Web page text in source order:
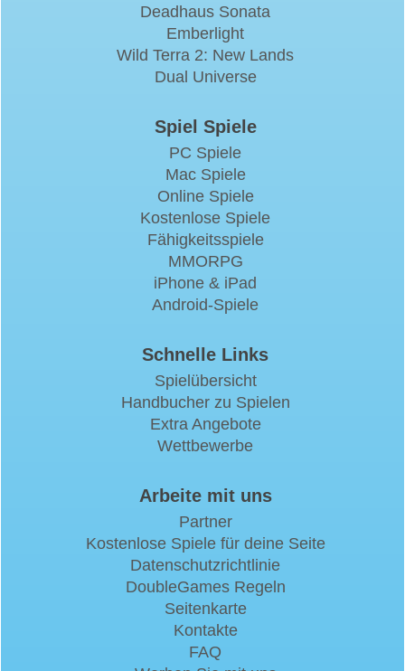
Deadhaus Sonata
Emberlight
Wild Terra 2: New Lands
Dual Universe
Spiel Spiele
PC Spiele
Mac Spiele
Online Spiele
Kostenlose Spiele
Fähigkeitsspiele
MMORPG
iPhone & iPad
Android-Spiele
Schnelle Links
Spielübersicht
Handbucher zu Spielen
Extra Angebote
Wettbewerbe
Arbeite mit uns
Partner
Kostenlose Spiele für deine Seite
Datenschutzrichtlinie
DoubleGames Regeln
Seitenkarte
Kontakte
FAQ